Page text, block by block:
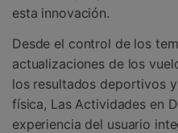
esta innovación.
Desde el control de los
actualizaciones de los
los resultados deportivos
física, Las Actividades en
experiencia del usuario